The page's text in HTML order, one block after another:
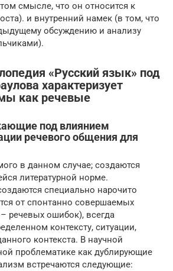
смысле, что он относится к
и внутренний намек (в том, что
обсуждению и анализу
«Русский язык» под
характеризует
как речевые
под влиянием
речевого общения для
в данном случае; создаются
литературной норме.
специально нарочито
от спонтанно совершаемых
речевых ошибок), всегда
контексту, ситуации,
контекста. В научной
проблематике как дублирующие
встречаются следующие: